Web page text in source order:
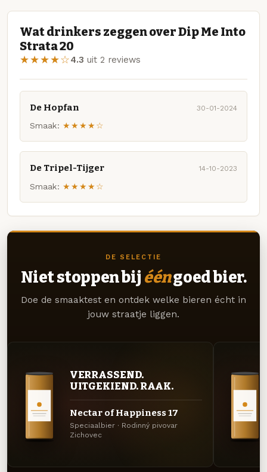
Wat drinkers zeggen over Dip Me Into
Strata 20
★★★★☆4.3 uit 2 reviews
De Hopfan 30-01-2024
Smaak: ★★★★☆
De Tripel-Tijger 14-10-2023
Smaak: ★★★★☆
DE SELECTIE
Niet stoppen bij ééngoed bier.
Doe de smaaktest en ontdek welke bieren écht in
jouw straatje liggen.
VERRASSEND.
UITGEKIEND. RAAK.
Nectar of Happiness 17
Speciaalbier · Rodinný pivovar
Zichovec